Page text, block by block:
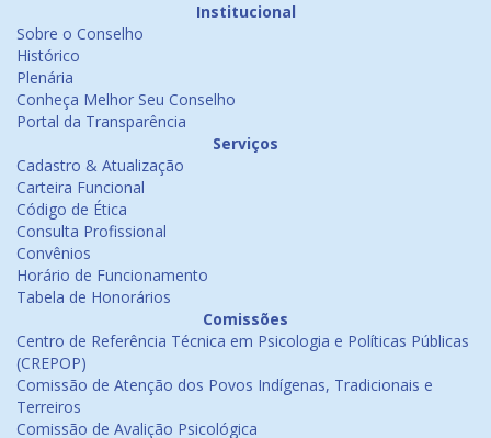
Institucional
Sobre o Conselho
Histórico
Plenária
Conheça Melhor Seu Conselho
Portal da Transparência
Serviços
Cadastro & Atualização
Carteira Funcional
Código de Ética
Consulta Profissional
Convênios
Horário de Funcionamento
Tabela de Honorários
Comissões
Centro de Referência Técnica em Psicologia e Políticas Públicas
(CREPOP)
Comissão de Atenção dos Povos Indígenas, Tradicionais e
Terreiros
Comissão de Avalição Psicológica